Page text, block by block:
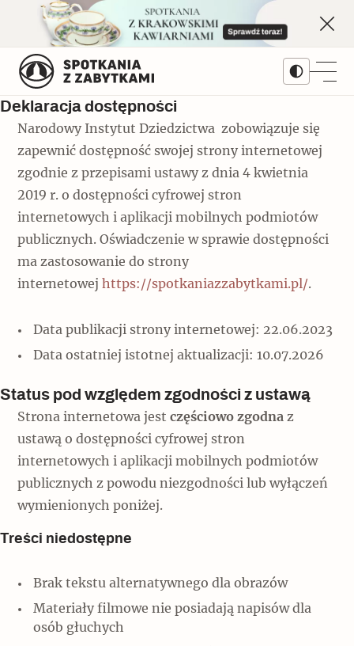
content
Treści
Artykuły
Popularne
Monet w Warszawie. Najważniejsza
wystawa II RP
Galerie
Popularne
Kruchość rzeczy
Wywiady
Popularne
Popularne
Kwartalnik
Prenumerata
Numery archiwalne
Bieżący numer 3/2026
Dziedziny
Architektura
Okręty z cegły i cementu na lądzie
Dziedzictwo na co dzień
Popularne
Jak wskrzesić smak
Popularne
Siostry rzeźbiarki
Serie
Pomniki historii
Popularne
Biskupin - rezerwat archeologiczny
Muzea od nowa
Popularne
Narodowego Muzeum Techniki
Popularne
Autorzy
Patronaty
MonumentApp
Mapa skojarzeń
Deklaracja dostępności
Narodowy Instytut Dziedzictwa zobowiązuje się
zapewnić dostępność swojej strony internetowej
zgodnie z przepisami ustawy z dnia 4 kwietnia
2019 r. o dostępności cyfrowej stron
internetowych i aplikacji mobilnych podmiotów
publicznych. Oświadczenie w sprawie dostępności
ma zastosowanie do strony
internetowej https://spotkaniazzabytkami.pl/.
Data publikacji strony internetowej: 22.06.2023
Data ostatniej istotnej aktualizacji: 10.07.2026
Status pod względem zgodności z ustawą
Strona internetowa jestczęściowo zgodna z
ustawą o dostępności cyfrowej stron
internetowych i aplikacji mobilnych podmiotów
publicznych z powodu niezgodności lub wyłączeń
wymienionych poniżej.
Treści niedostępne
Brak tekstu alternatywnego dla obrazów
Materiały filmowe nie posiadają napisów dla
osób głuchych